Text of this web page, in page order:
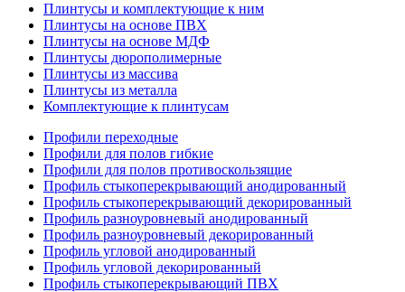
Плинтусы и комплектующие к ним
Плинтусы на основе ПВХ
Плинтусы на основе МДФ
Плинтусы дюрополимерные
Плинтусы из массива
Плинтусы из металла
Комплектующие к плинтусам
Профили переходные
Профили для полов гибкие
Профили для полов противоскользящие
Профиль стыкоперекрывающий анодированный
Профиль стыкоперекрывающий декорированный
Профиль разноуровневый анодированный
Профиль разноуровневый декорированный
Профиль угловой анодированный
Профиль угловой декорированный
Профиль стыкоперекрывающий ПВХ